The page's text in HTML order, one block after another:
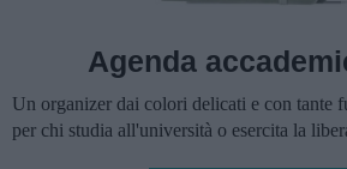
Agenda
Un organizer dai colori delicati e con tante
per chi studia all'università o esercita la